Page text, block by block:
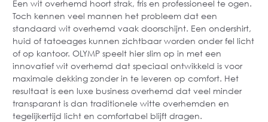
Een wit overhemd hoort strak, fris en professioneel te ogen.
Toch kennen veel mannen het probleem dat een
standaard wit overhemd vaak doorschijnt. Een ondershirt,
huid of tatoeages kunnen zichtbaar worden onder fel licht
of op kantoor. OLYMP speelt hier slim op in met een
innovatief wit overhemd dat speciaal ontwikkeld is voor
maximale dekking zonder in te leveren op comfort. Het
resultaat is een luxe business overhemd dat veel minder
transparant is dan traditionele witte overhemden en
tegelijkertijd licht en comfortabel blijft dragen.